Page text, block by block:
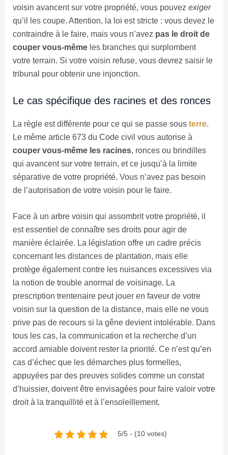
voisin avancent sur votre propriété, vous pouvez exiger
qu’il les coupe. Attention, la loi est stricte : vous devez le
contraindre à le faire, mais vous n’avez pas le droit de
couper vous-mêmeles branches qui surplombent
votre terrain. Si votre voisin refuse, vous devrez saisir le
tribunal pour obtenir une injonction.
Le cas spécifique des racines et des ronces
La règle est différente pour ce qui se passe sous terre.
Le même article 673 du Code civil vous autorise à
couper vous-même les racines, ronces ou brindilles
qui avancent sur votre terrain, et ce jusqu’à la limite
séparative de votre propriété. Vous n’avez pas besoin
de l’autorisation de votre voisin pour le faire.
Face à un arbre voisin qui assombrit votre propriété, il
est essentiel de connaître ses droits pour agir de
manière éclairée. La législation offre un cadre précis
concernant les distances de plantation, mais elle
protège également contre les nuisances excessives via
la notion de trouble anormal de voisinage. La
prescription trentenaire peut jouer en faveur de votre
voisin sur la question de la distance, mais elle ne vous
prive pas de recours si la gêne devient intolérable. Dans
tous les cas, la communication et la recherche d’un
accord amiable doivent rester la priorité. Ce n’est qu’en
cas d’échec que les démarches plus formelles,
appuyées par des preuves solides comme un constat
d’huissier, doivent être envisagées pour faire valoir votre
droit à la tranquillité et à l’ensoleillement.
5/5 - (10 votes)